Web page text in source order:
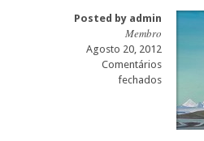
Posted by admin
Membro
Agosto 20, 2012
Comentários
fechadosem
Espírito